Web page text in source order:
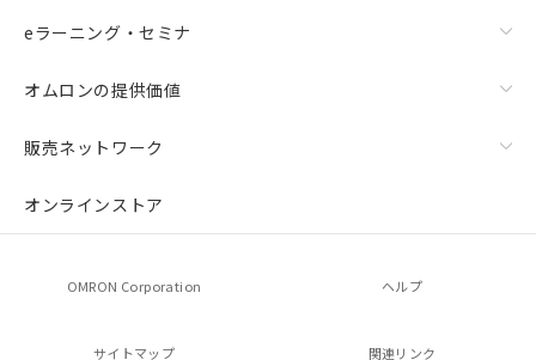
eラーニング・セミナ
オムロンの提供価値
販売ネットワーク
オンラインストア
OMRON Corporation ヘルプ
サイトマップ 関連リンク